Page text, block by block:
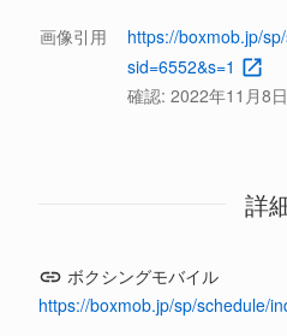
画像引用
https://boxmob.jp/
sid=6552&s=1
確認: 2022年11月8日
詳
ボクシングモバイル
https://boxmob.jp/sp/schedule/